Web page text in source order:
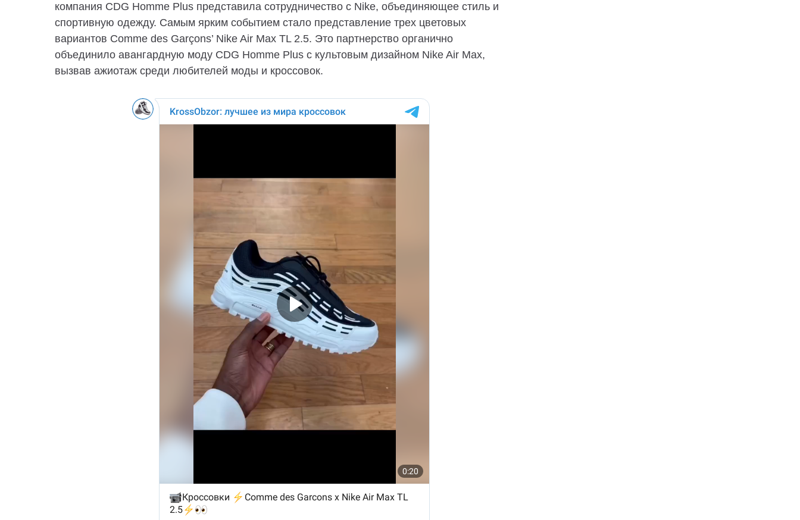
компания CDG Homme Plus представила сотрудничество с Nike, объединяющее стиль и
спортивную одежду. Самым ярким событием стало представление трех цветовых
вариантов Comme des Garçons’ Nike Air Max TL 2.5. Это партнерство органично
объединило авангардную моду CDG Homme Plus с культовым дизайном Nike Air Max,
вызвав ажиотаж среди любителей моды и кроссовок.